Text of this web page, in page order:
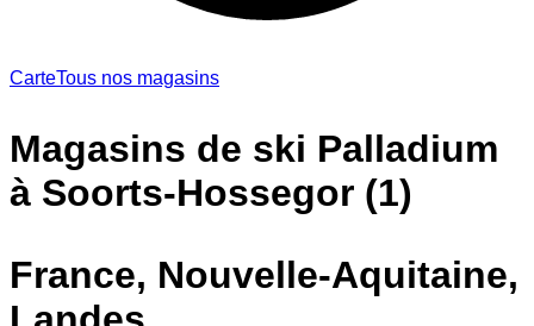
CarteTous nos magasins
Magasins de ski Palladium
à Soorts-Hossegor (1)
France, Nouvelle-Aquitaine,